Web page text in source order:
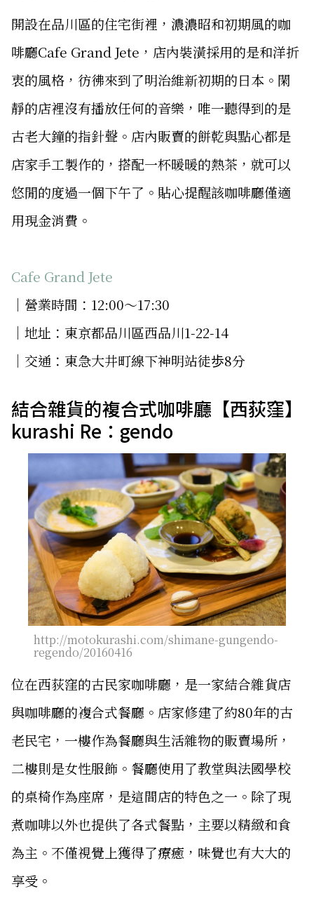
開設在品川區的住宅街裡，濃濃昭和初期風的咖
啡廳Cafe Grand Jete，店內裝潢採用的是和洋折
衷的風格，彷彿來到了明治維新初期的日本。閑
靜的店裡沒有播放任何的音樂，唯一聽得到的是
古老大鐘的指針聲。店內販賣的餅乾與點心都是
店家手工製作的，搭配一杯暖暖的熱茶，就可以
悠閒的度過一個下午了。貼心提醒該咖啡廳僅適
用現金消費。
Cafe Grand Jete
│營業時間：12:00～17:30
│地址：東京都品川區西品川1-22-14
│交通：東急大井町線下神明站徒歩8分
結合雜貨的複合式咖啡廳【西荻窪】
kurashi Re：gendo
http://motokurashi.com/shimane-gungendo-
regendo/20160416
位在西荻窪的古民家咖啡廳，是一家結合雜貨店
與咖啡廳的複合式餐廳。店家修建了約80年的古
老民宅，一樓作為餐廳與生活雜物的販賣場所，
二樓則是女性服飾。餐廳使用了教堂與法國學校
的桌椅作為座席，是這間店的特色之一。除了現
煮咖啡以外也提供了各式餐點，主要以精緻和食
為主。不僅視覺上獲得了療癒，味覺也有大大的
享受。